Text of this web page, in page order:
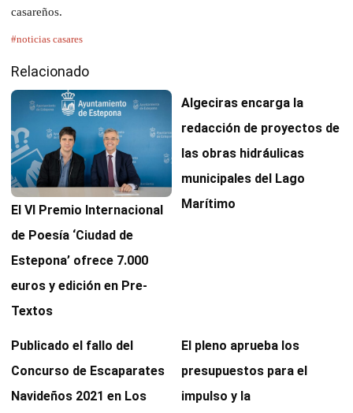
casareños.
#noticias casares
Relacionado
El VI Premio Internacional
de Poesía ‘Ciudad de
Estepona’ ofrece 7.000
euros y edición en Pre-
Textos
Algeciras encarga la
redacción de proyectos de
las obras hidráulicas
municipales del Lago
Marítimo
Publicado el fallo del
Concurso de Escaparates
Navideños 2021 en Los
El pleno aprueba los
presupuestos para el
impulso y la